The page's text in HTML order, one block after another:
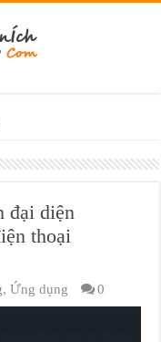
đại diện
thoại
,Ứng dụng 0